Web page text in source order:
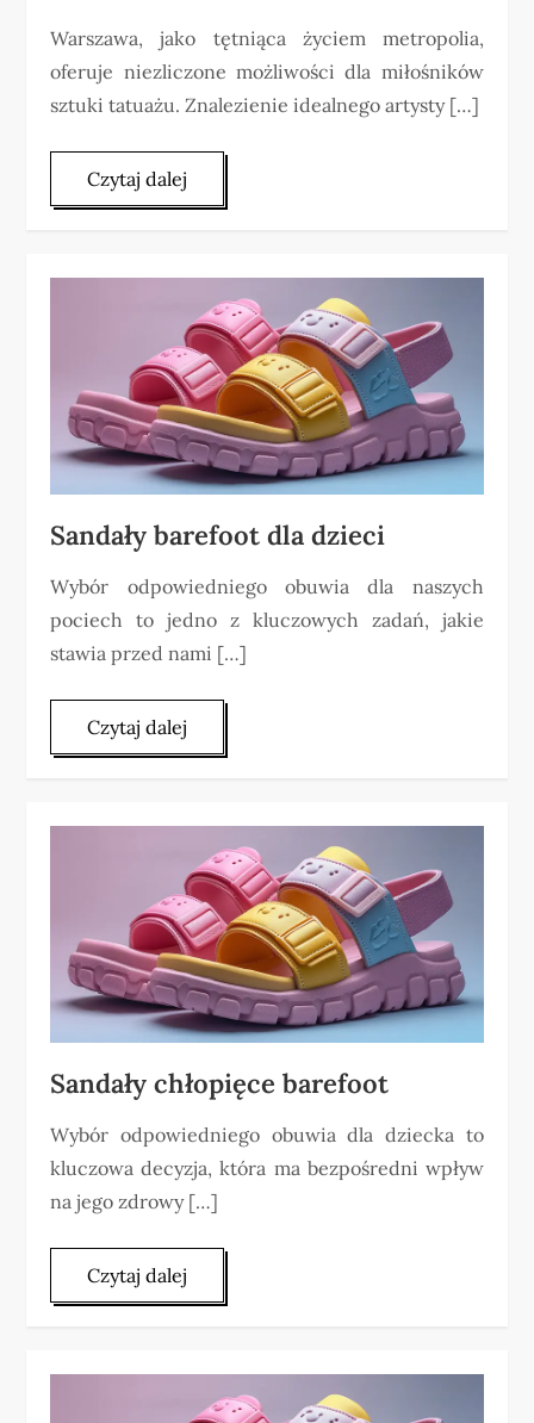
Warszawa, jako tętniąca życiem metropolia,
oferuje niezliczone możliwości dla miłośników
sztuki tatuażu. Znalezienie idealnego artysty […]
Czytaj dalej
Sandały barefoot dla dzieci
Wybór odpowiedniego obuwia dla naszych
pociech to jedno z kluczowych zadań, jakie
stawia przed nami […]
Czytaj dalej
Sandały chłopięce barefoot
Wybór odpowiedniego obuwia dla dziecka to
kluczowa decyzja, która ma bezpośredni wpływ
na jego zdrowy […]
Czytaj dalej